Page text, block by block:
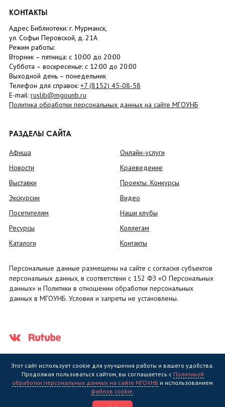
КОНТАКТЫ
Адрес Библиотеки: г. Мурманск,
ул. Софьи Перовской, д. 21А
Режим работы:
Вторник – пятница: с 10:00 до 20:00
Суббота – воскресенье: c 12:00 до 20:00
Выходной день – понедельник
Телефон для справок: +7 (8152) 45-08-58
E-mail: ruslib@mgounb.ru
Политика обработки персональных данных на сайте МГОУНБ
РАЗДЕЛЫ САЙТА
Афиша
Новости
Выставки
Экскурсии
Посетителям
Ресурсы
Каталоги
Онлайн-услуги
Краеведение
Проекты. Конкурсы
Видео
Наши клубы
Коллегам
Контакты
Персональные данные размещены на сайте с согласия субъектов
персональных данных, в соответствии с 152 ФЗ «О Персональных
данных» и Политики в отношении обработки персональных
данных в МГОУНБ. Условия и запреты не установлены.
Государственное областное бюджетное учреждение культуры
Этот сайт использует cookie для улучшения работы и вашего удобства.
Продолжая пользоваться сайтом, вы соглашаетесь с Политикой
обработки персональных данных на сайте МГОУНБ и использованием
файлов cookie.